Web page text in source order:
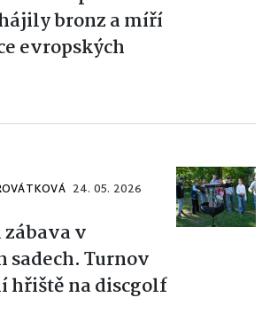
bronz a míří
evropských
24. 05. 2026
v
Turnov
hřiště na discgolf